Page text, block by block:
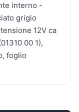
interno -
grigio
12V ca
00 1),
foglio